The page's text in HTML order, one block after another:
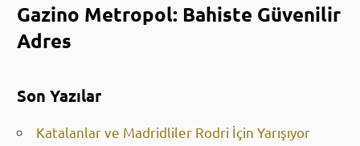
Gazino Metropol: Bahiste Güvenilir
Adres
Son Yazılar
Katalanlar ve Madridliler Rodri İçin Yarışıyor